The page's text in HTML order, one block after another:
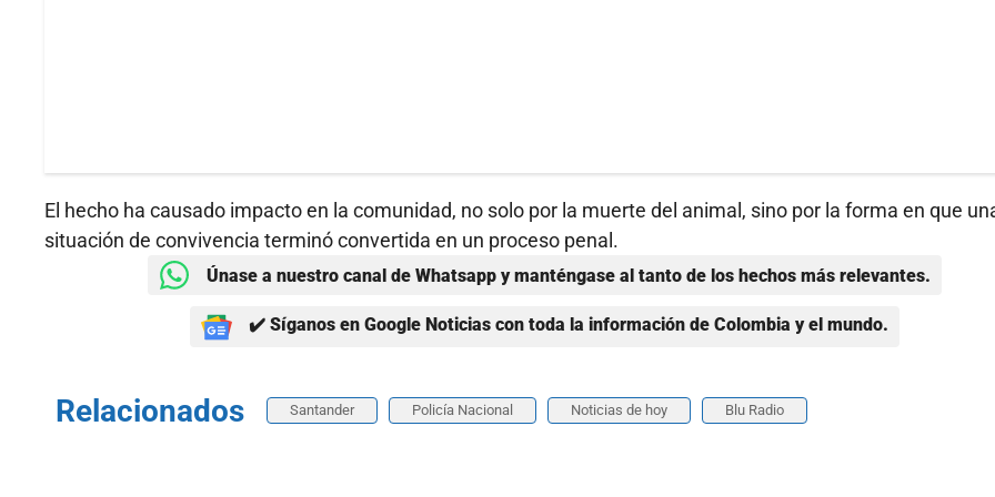
El hecho ha causado impacto en la comunidad, no solo por la muerte del animal, sino por la forma en que
situación de convivencia terminó convertida en un proceso penal.
Únase a nuestro canal de Whatsapp y manténgase al tanto de los hechos más relevantes.
✔️ Síganos en Google Noticias con toda la información de Colombia y el mundo.
Relacionados Santander Policía Nacional Noticias de hoy Blu Radio